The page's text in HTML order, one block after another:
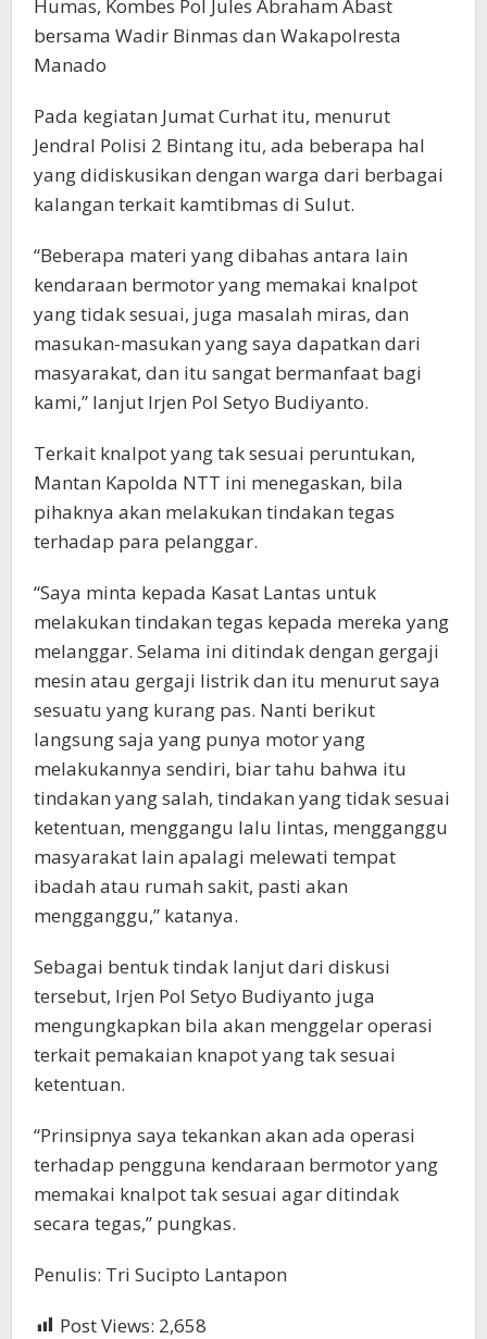
Humas, Kombes Pol Jules Abraham Abast
bersama Wadir Binmas dan Wakapolresta
Manado
Pada kegiatan Jumat Curhat itu, menurut
Jendral Polisi 2 Bintang itu, ada beberapa hal
yang didiskusikan dengan warga dari berbagai
kalangan terkait kamtibmas di Sulut.
“Beberapa materi yang dibahas antara lain
kendaraan bermotor yang memakai knalpot
yang tidak sesuai, juga masalah miras, dan
masukan-masukan yang saya dapatkan dari
masyarakat, dan itu sangat bermanfaat bagi
kami,” lanjut Irjen Pol Setyo Budiyanto.
Terkait knalpot yang tak sesuai peruntukan,
Mantan Kapolda NTT ini menegaskan, bila
pihaknya akan melakukan tindakan tegas
terhadap para pelanggar.
“Saya minta kepada Kasat Lantas untuk
melakukan tindakan tegas kepada mereka yang
melanggar. Selama ini ditindak dengan gergaji
mesin atau gergaji listrik dan itu menurut saya
sesuatu yang kurang pas. Nanti berikut
langsung saja yang punya motor yang
melakukannya sendiri, biar tahu bahwa itu
tindakan yang salah, tindakan yang tidak sesuai
ketentuan, menggangu lalu lintas, mengganggu
masyarakat lain apalagi melewati tempat
ibadah atau rumah sakit, pasti akan
mengganggu,” katanya.
Sebagai bentuk tindak lanjut dari diskusi
tersebut, Irjen Pol Setyo Budiyanto juga
mengungkapkan bila akan menggelar operasi
terkait pemakaian knapot yang tak sesuai
ketentuan.
“Prinsipnya saya tekankan akan ada operasi
terhadap pengguna kendaraan bermotor yang
memakai knalpot tak sesuai agar ditindak
secara tegas,” pungkas.
Penulis: Tri Sucipto Lantapon
Post Views: 2,658